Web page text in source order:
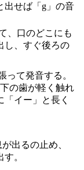
出せば「g」の音
、口のどこにも
し、すぐ後ろの
って発音する。
の歯が軽く触れ
イー」と長く
出るの止め、
。